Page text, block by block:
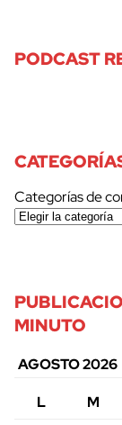
PODCAST
Categorías de
MINUTO
AGOSTO 2026
L
M